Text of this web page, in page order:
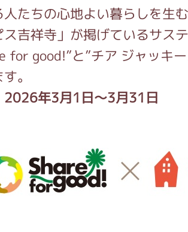
人たちの心地よい暮らしを生
ス吉祥寺」が掲げているサス
for good!”と”チア ジャッキ
。
2026年3月1日～3月31日
インフォメーション
ジカル・コンサート
ジャッキーズ！